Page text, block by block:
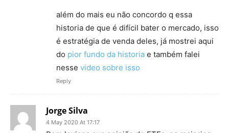
além do mais eu não concordo q essa
historia de que é difícil bater o mercado, isso
é estratégia de venda deles, já mostrei aqui
do pior fundo da historia e também falei
nesse video sobre isso
Reply
Jorge Silva
4 May 2020 At 17:17